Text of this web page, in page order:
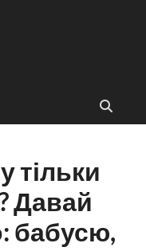
тільки
Давай
бабусю,